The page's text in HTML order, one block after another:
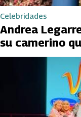
Celebridades
Andrea
su camerino